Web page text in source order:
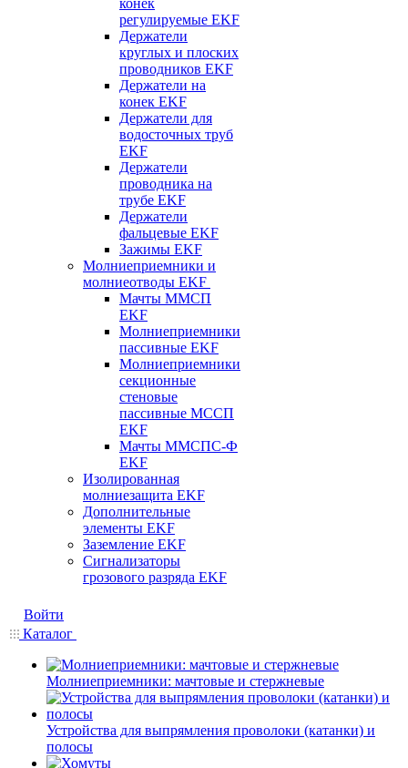
конек
регулируемые EKF
Держатели
круглых и плоских
проводников EKF
Держатели на
конек EKF
Держатели для
водосточных труб
EKF
Держатели
проводника на
трубе EKF
Держатели
фальцевые EKF
Зажимы EKF
Молниеприемники и
молниеотводы EKF
Мачты ММСП
EKF
Молниеприемники
пассивные EKF
Молниеприемники
секционные
стеновые
пассивные МССП
EKF
Мачты ММСПС-Ф
EKF
Изолированная
молниезащита EKF
Дополнительные
элементы EKF
Заземление EKF
Сигнализаторы
грозового разряда EKF
Войти
Каталог
Молниеприемники: мачтовые и стержневые
Устройства для выпрямления проволоки (катанки) и
полосы